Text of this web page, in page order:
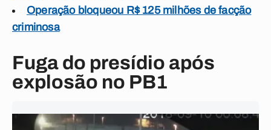
Operação bloqueou R$ 125 milhões de facção
criminosa
Fuga do presídio após
explosão no PB1